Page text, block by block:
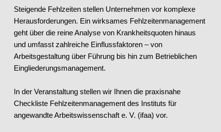
Steigende Fehlzeiten stellen Unternehmen vor komplexe
Herausforderungen. Ein wirksames Fehlzeitenmanagement
geht über die reine Analyse von Krankheitsquoten hinaus
und umfasst zahlreiche Einflussfaktoren – von
Arbeitsgestaltung über Führung bis hin zum Betrieblichen
Eingliederungsmanagement.
In der Veranstaltung stellen wir Ihnen die praxisnahe
Checkliste Fehlzeitenmanagement des Instituts für
angewandte Arbeitswissenschaft e. V. (ifaa) vor.